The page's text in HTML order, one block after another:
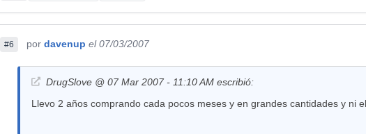
#6 por davenup el 07/03/2007
DrugSlove @ 07 Mar 2007 - 11:10 AM escribió:
Llevo 2 años comprando cada pocos meses y en grandes cantidades y ni